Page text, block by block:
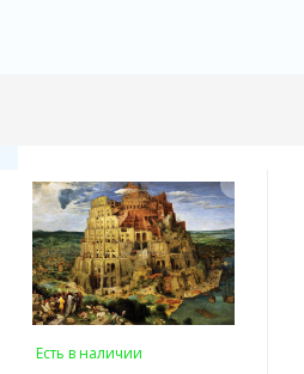
Есть в наличии